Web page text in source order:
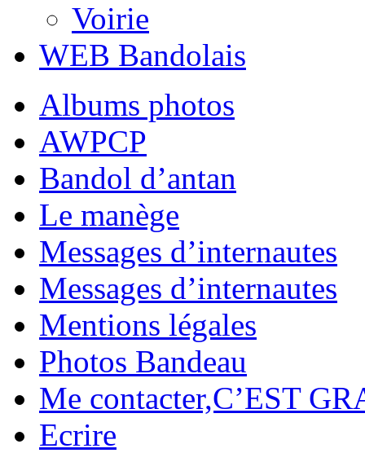
Voirie
WEB Bandolais
Albums photos
AWPCP
Bandol d’antan
Le manège
Messages d’internautes
Messages d’internautes
Mentions légales
Photos Bandeau
Me contacter,C’EST
Ecrire